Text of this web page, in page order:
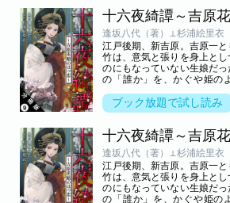
逢坂八代（著）⊥杉浦絵里衣
江戸後期、新吉原。吉原一
竹は、意気と張りを身上と
のにもなっていない生娘だ
の「誰か」を、かぐや姫の
きた──。天涯孤独の花魁が
描く純愛物語！
ブック放題で試し読み
逢坂八代（著）⊥杉浦絵里衣
江戸後期、新吉原。吉原一
竹は、意気と張りを身上と
のにもなっていない生娘だ
の「誰か」を、かぐや姫の